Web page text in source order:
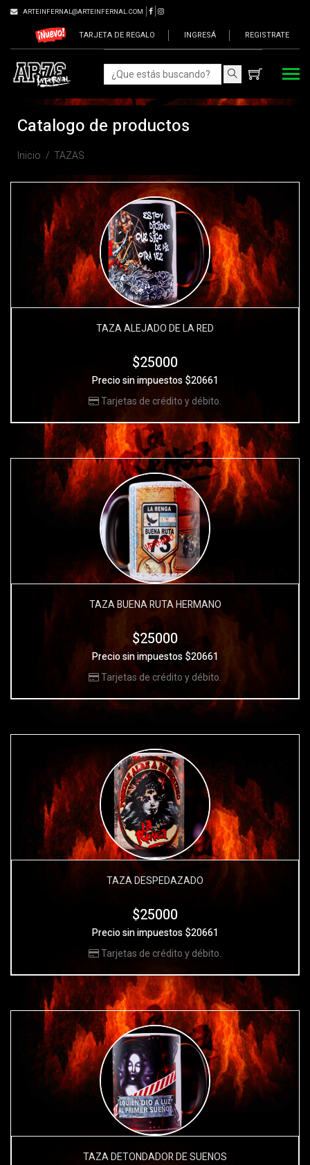
ARTEINFERNAL@ARTEINFERNAL.COM
TARJETA DE REGALO INGRESÁ REGISTRATE
Catalogo de productos
Inicio TAZAS
TAZA ALEJADO DE LA RED
$25000
Precio sin impuestos $20661
Tarjetas de crédito y débito.
TAZA BUENA RUTA HERMANO
$25000
Precio sin impuestos $20661
Tarjetas de crédito y débito.
TAZA DESPEDAZADO
$25000
Precio sin impuestos $20661
Tarjetas de crédito y débito.
TAZA DETONDADOR DE SUEÑOS